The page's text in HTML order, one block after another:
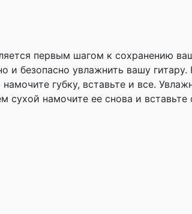
первым шагом к сохранению
и безопасно увлажнить вашу
губку, вставьте и все.
намочите ее снова и вставьте